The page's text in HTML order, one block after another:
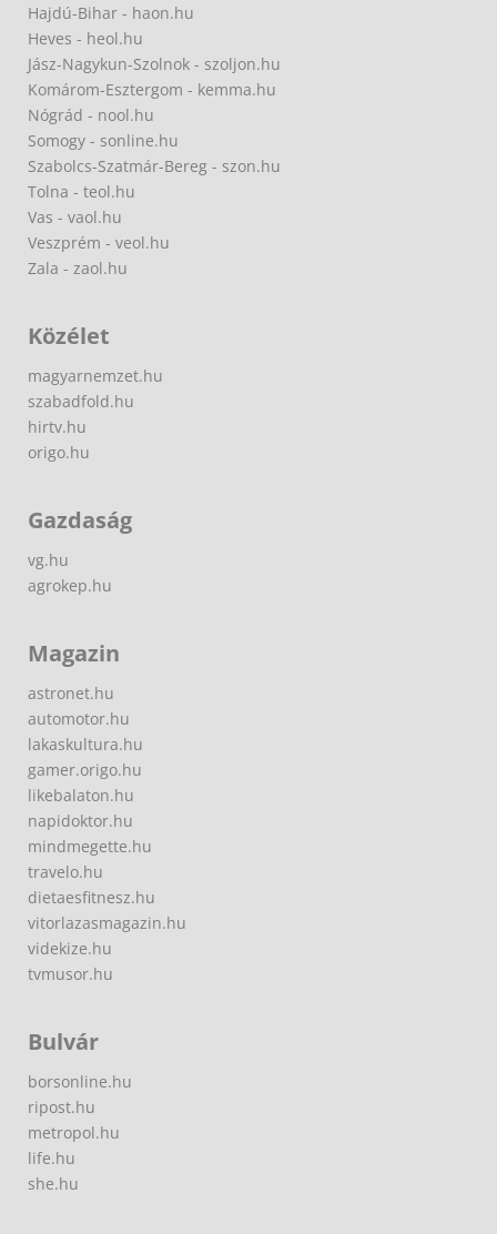
Hajdú-Bihar - haon.hu
Heves - heol.hu
Jász-Nagykun-Szolnok - szoljon.hu
Komárom-Esztergom - kemma.hu
Nógrád - nool.hu
Somogy - sonline.hu
Szabolcs-Szatmár-Bereg - szon.hu
Tolna - teol.hu
Vas - vaol.hu
Veszprém - veol.hu
Zala - zaol.hu
Közélet
magyarnemzet.hu
szabadfold.hu
hirtv.hu
origo.hu
Gazdaság
vg.hu
agrokep.hu
Magazin
astronet.hu
automotor.hu
lakaskultura.hu
gamer.origo.hu
likebalaton.hu
napidoktor.hu
mindmegette.hu
travelo.hu
dietaesfitnesz.hu
vitorlazasmagazin.hu
videkize.hu
tvmusor.hu
Bulvár
borsonline.hu
ripost.hu
metropol.hu
life.hu
she.hu